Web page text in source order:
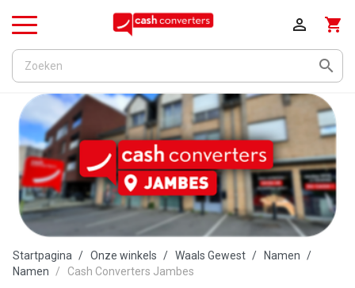

shopping_cart

Menu
Startpagina Onze winkels Waals Gewest
Namen
Namen
Cash Converters Jambes